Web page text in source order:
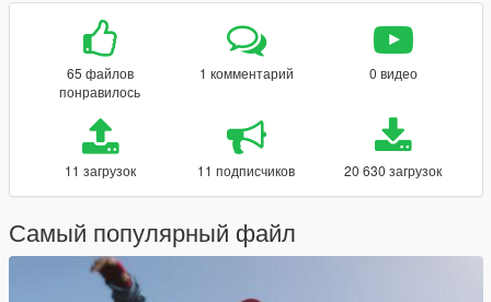
65 файлов
понравилось
1 комментарий 0 видео
11 загрузок 11 подписчиков 20 630 загрузок
Самый популярный файл